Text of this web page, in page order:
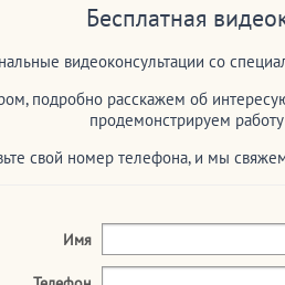
Бесплатная
видеоконсультации со
подробно расскажем об
продемонстрируем
свой номер телефона, и мы
Имя